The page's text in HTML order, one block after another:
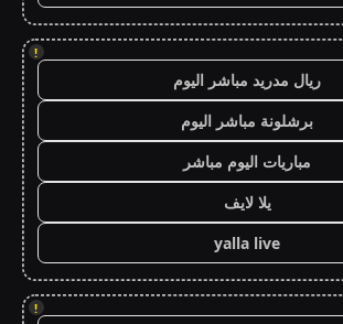
!
ريال مدريد مباشر اليوم
برشلونة مباشر اليوم
مباريات اليوم مباشر
يلا لايف
yalla live
!